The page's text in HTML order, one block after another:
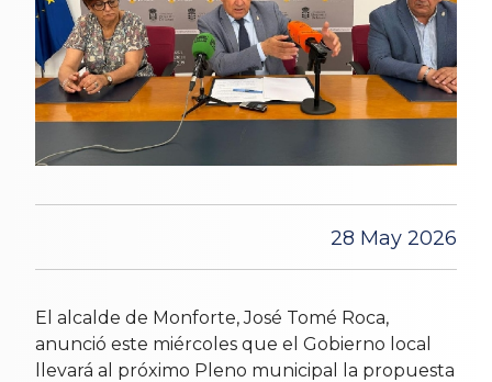
28 May 2026
El alcalde de Monforte, José Tomé Roca,
anunció este miércoles que el Gobierno local
llevará al próximo Pleno municipal la propuesta